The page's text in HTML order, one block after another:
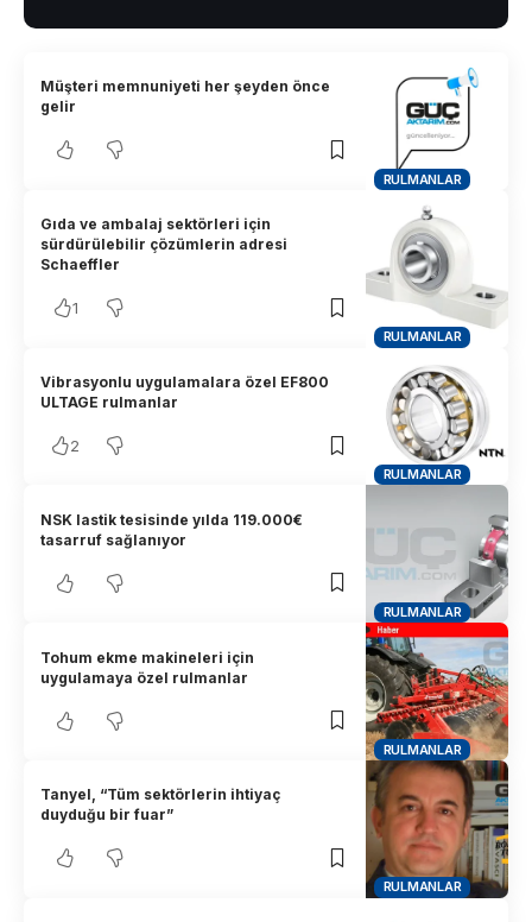
RULMANLAR
Müşteri memnuniyeti her şeyden önce
gelir
RULMANLAR
Gıda ve ambalaj sektörleri için
sürdürülebilir çözümlerin adresi
Schaeffler
1
RULMANLAR
Vibrasyonlu uygulamalara özel EF800
ULTAGE rulmanlar
2
RULMANLAR
NSK lastik tesisinde yılda 119.000€
tasarruf sağlanıyor
RULMANLAR
Tohum ekme makineleri için
uygulamaya özel rulmanlar
RULMANLAR
Tanyel, “Tüm sektörlerin ihtiyaç
duyduğu bir fuar”